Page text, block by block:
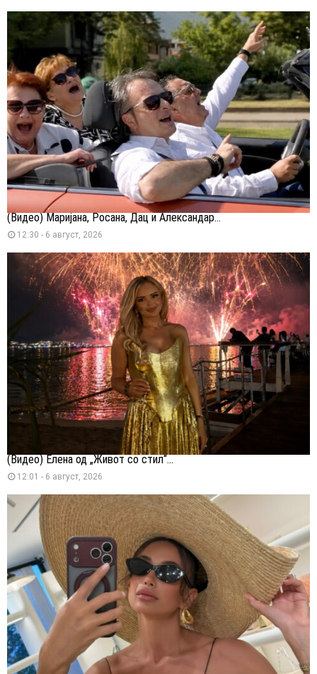
(Видео) Маријана, Росана, Дац и Александар...
12:30 - 6 август, 2026
(Видео) Елена од „Живот со стил“...
12:01 - 6 август, 2026